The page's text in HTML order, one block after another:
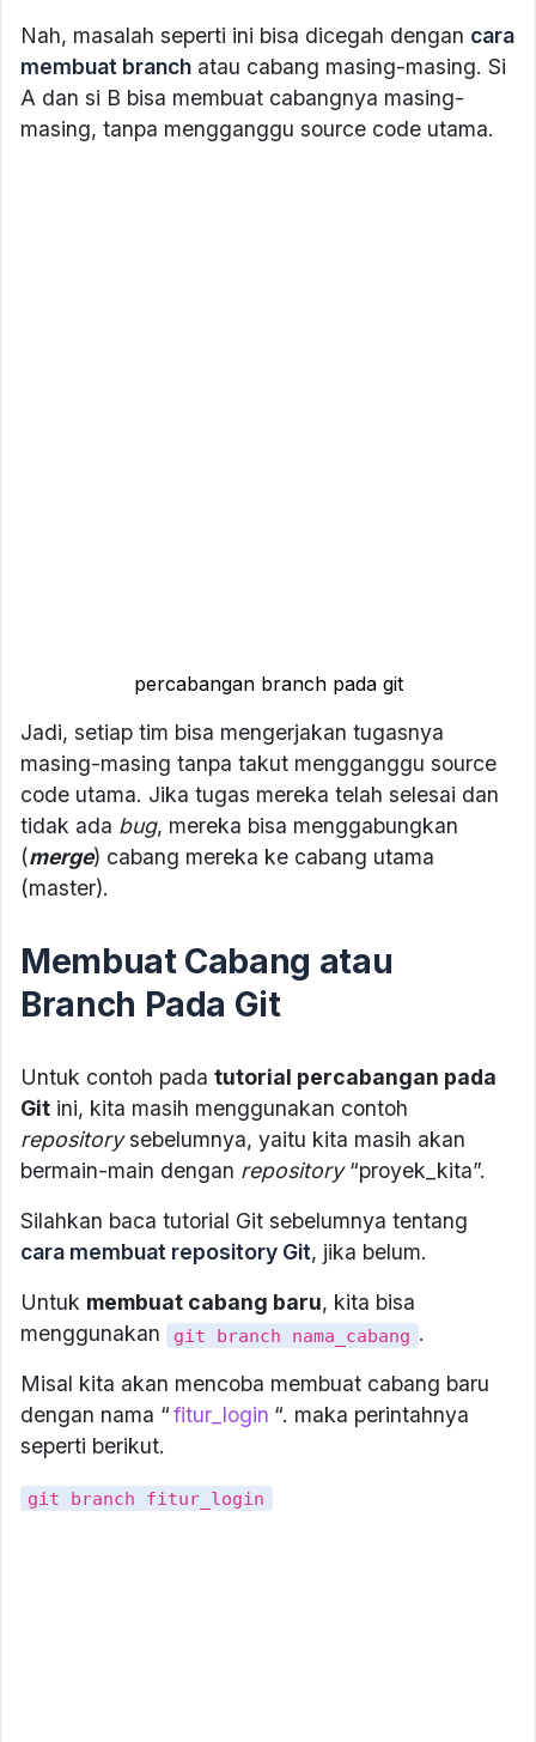
Nah, masalah seperti ini bisa dicegah dengan cara
membuat branch atau cabang masing-masing. Si
A dan si B bisa membuat cabangnya masing-
masing, tanpa mengganggu source code utama.
percabangan branch pada git
Jadi, setiap tim bisa mengerjakan tugasnya
masing-masing tanpa takut mengganggu source
code utama. Jika tugas mereka telah selesai dan
tidak ada bug, mereka bisa menggabungkan
(merge) cabang mereka ke cabang utama
(master).
Membuat Cabang atau
Branch Pada Git
Untuk contoh pada tutorial percabangan pada
Git ini, kita masih menggunakan contoh
repositorysebelumnya, yaitu kita masih akan
bermain-main dengan repository“proyek_kita”.
Silahkan baca tutorial Git sebelumnya tentang
cara membuat repository Git, jika belum.
Untuk membuat cabang baru, kita bisa
menggunakan
git branch nama_cabang .
Misal kita akan mencoba membuat cabang baru
dengan nama “ fitur_login “. maka perintahnya
seperti berikut.
git branch fitur_login